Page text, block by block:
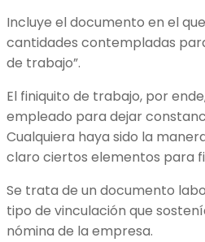
Incluye el documento en el
cantidades contempladas
de trabajo”.
El finiquito de trabajo, por
empleado para dejar
Cualquiera haya sido la
claro ciertos elementos para
Se trata de un documento
tipo de vinculación que
nómina de la empresa.